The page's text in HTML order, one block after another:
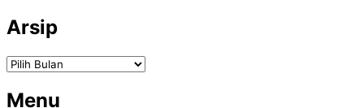
Arsip
Arsip
Menu